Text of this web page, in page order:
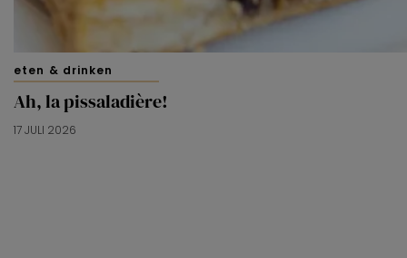
eten & drinken
Ah, la pissaladière!
17 JULI 2026